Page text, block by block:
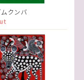
クンバ